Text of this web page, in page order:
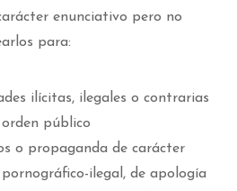
enunciativo pero no
para:
ilícitas, ilegales o contrarias
público
o propaganda de carácter
ilegal, de apología